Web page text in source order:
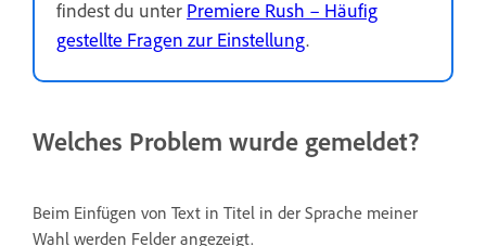
findest du unter Premiere Rush – Häufig
gestellte Fragen zur Einstellung.
Welches Problem wurde gemeldet?
Beim Einfügen von Text in Titel in der Sprache meiner
Wahl werden Felder angezeigt.